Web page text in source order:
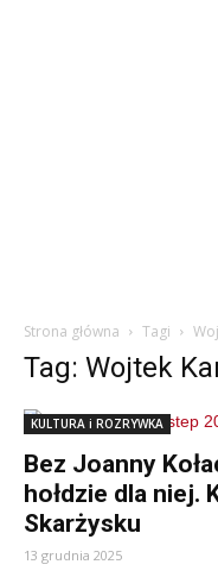
Strona główna Tagi
Tag: Wojtek
KULTURA i ROZRYWKA
Bez Joanny
hołdzie dla niej.
Skarżysku
13 grudnia 2025